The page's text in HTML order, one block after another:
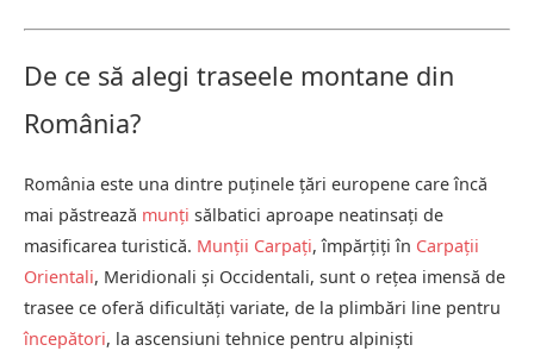
De ce să alegi traseele montane din
România?
România este una dintre puținele țări europene care încă
mai păstrează munți sălbatici aproape neatinsați de
masificarea turistică. Munții Carpați, împărțiți în Carpații
Orientali, Meridionali și Occidentali, sunt o rețea imensă de
trasee ce oferă dificultăți variate, de la plimbări line pentru
începători, la ascensiuni tehnice pentru alpiniști